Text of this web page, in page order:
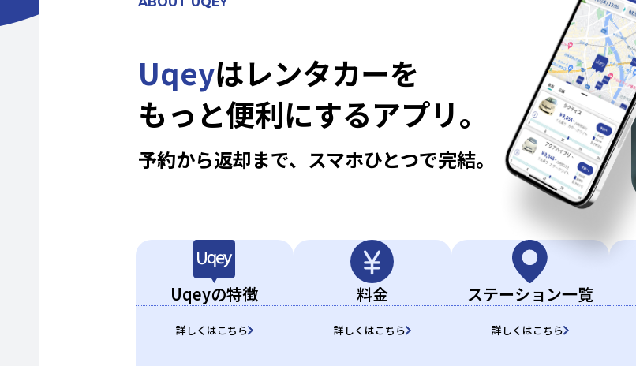
Uqeyはレンタカーを
もっと便利にするアプリ｡
予約から返却まで、スマホひとつで完結｡
Uqeyの特徴
詳しくはこちら
料金
詳しくはこちら
ステーション一覧
詳しくはこちら